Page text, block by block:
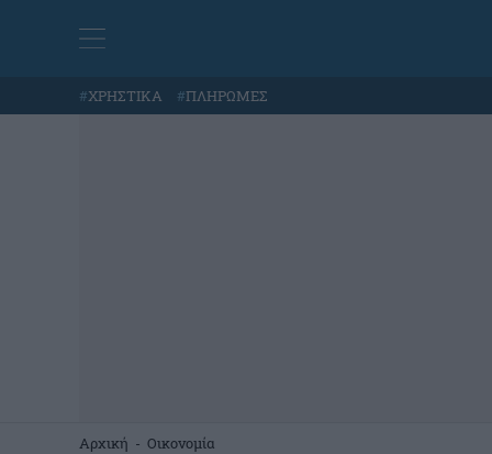
#ΧΡΗΣΤΙΚΑ #ΠΛΗΡΩΜΕΣ
Αρχική - Οικονομία